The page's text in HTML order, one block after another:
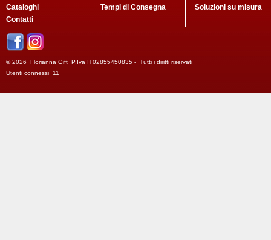
Cataloghi
Contatti
Tempi di Consegna
Soluzioni su misura
© 2026 Florianna Gift P.Iva IT02855450835 - Tutti i diritti riservati
Utenti connessi 11